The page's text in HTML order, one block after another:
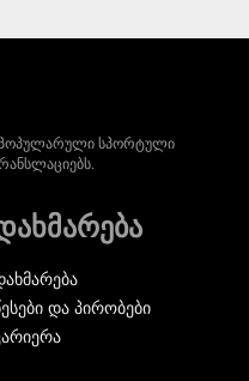
სპორტული
და პირობები